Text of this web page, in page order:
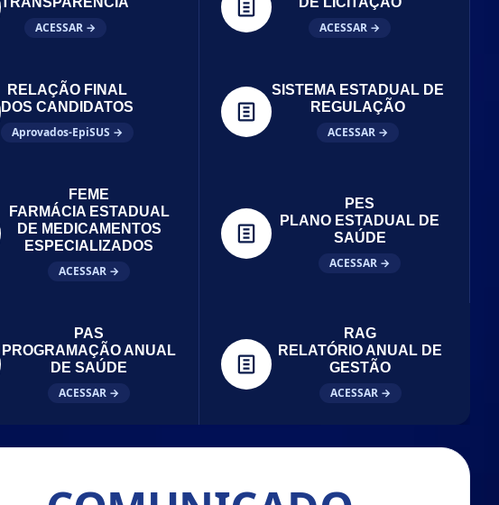
ACESSAR →
ACESSAR →
RELAÇÃO FINAL
DOS CANDIDATOS
Aprovados-EpiSUS →
SISTEMA ESTADUAL DE
REGULAÇÃO
ACESSAR →
FEME
FARMÁCIA ESTADUAL
DE MEDICAMENTOS
ESPECIALIZADOS
ACESSAR →
PES
PLANO ESTADUAL DE
SAÚDE
ACESSAR →
PAS
PROGRAMAÇÃO ANUAL
DE SAÚDE
ACESSAR →
RAG
RELATÓRIO ANUAL DE
GESTÃO
ACESSAR →